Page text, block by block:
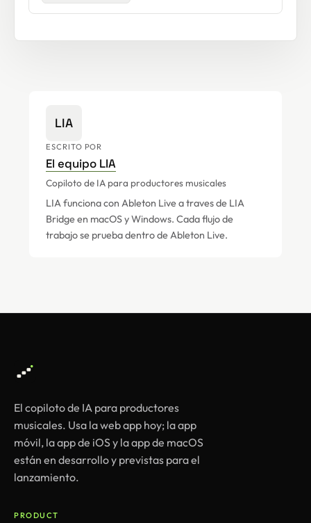
LIA
ESCRITO POR
El equipo LIA
Copiloto de IA para productores musicales
LIA funciona con Ableton Live a traves de LIA
Bridge en macOS y Windows. Cada flujo de
trabajo se prueba dentro de Ableton Live.
El copiloto de IA para productores
musicales. Usa la web app hoy; la app
móvil, la app de iOS y la app de macOS
están en desarrollo y previstas para el
lanzamiento.
PRODUCT